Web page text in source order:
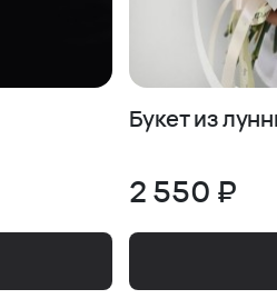
Букет из
2 550 ₽